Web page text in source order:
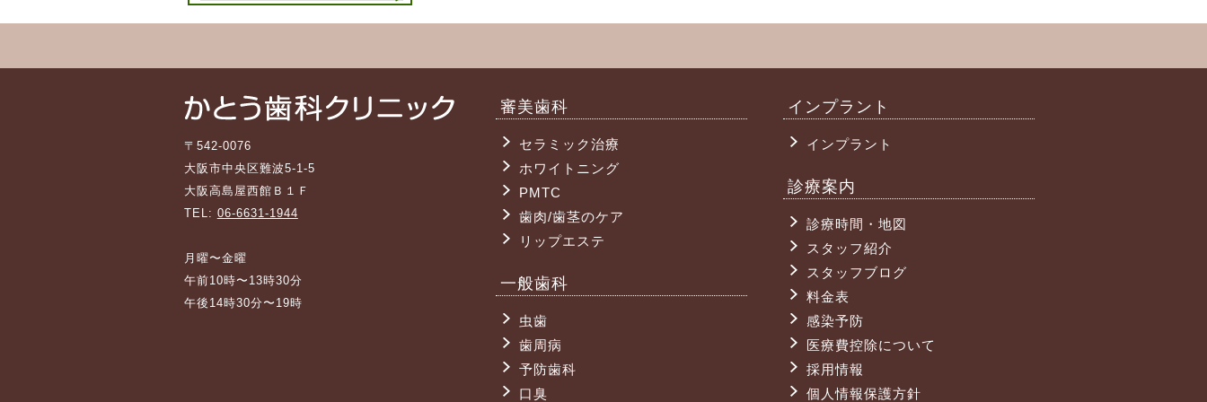
〒542-0076
大阪市中央区難波5-1-5
大阪高島屋西館Ｂ１Ｆ
TEL: 06-6631-1944
月曜〜金曜
午前10時〜13時30分
午後14時30分〜19時
審美歯科
セラミック治療
ホワイトニング
PMTC
歯肉/歯茎のケア
リップエステ
一般歯科
虫歯
歯周病
予防歯科
口臭
インプラント
インプラント
診療案内
診療時間・地図
スタッフ紹介
スタッフブログ
料金表
感染予防
医療費控除について
採用情報
個人情報保護方針